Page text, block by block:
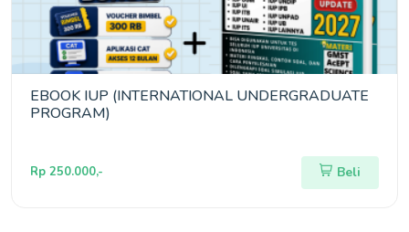
EBOOK IUP (INTERNATIONAL UNDERGRADUATE
PROGRAM)
Rp 250.000,- Beli